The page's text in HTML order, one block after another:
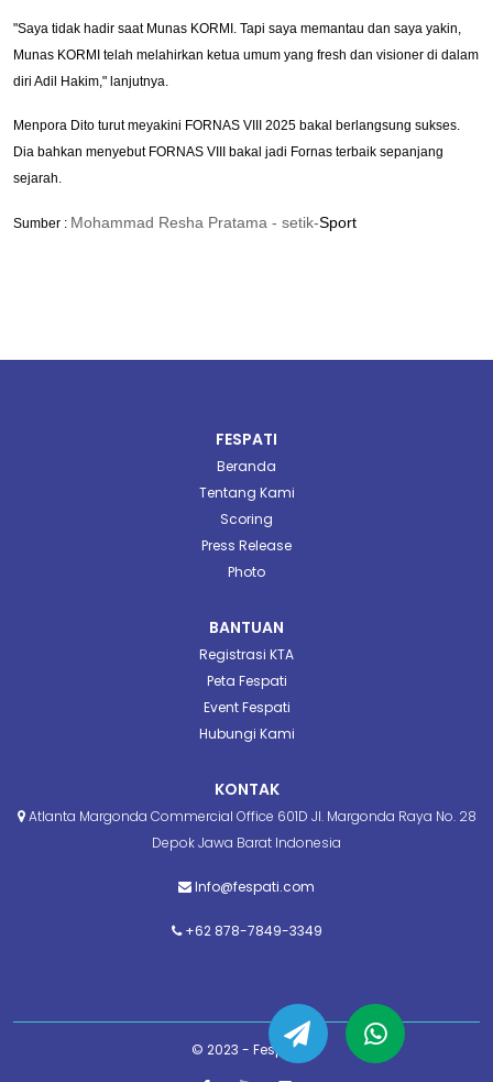
"Saya tidak hadir saat Munas KORMI. Tapi saya memantau dan saya yakin,
Munas KORMI telah melahirkan ketua umum yang fresh dan visioner di dalam
diri Adil Hakim," lanjutnya.
Menpora Dito turut meyakini FORNAS VIII 2025 bakal berlangsung sukses.
Dia bahkan menyebut FORNAS VIII bakal jadi Fornas terbaik sepanjang
sejarah.
Sumber : Mohammad Resha Pratama - setik-Sport
FESPATI
Beranda
Tentang Kami
Scoring
Press Release
Photo
BANTUAN
Registrasi KTA
Peta Fespati
Event Fespati
Hubungi Kami
KONTAK
Atlanta Margonda Commercial Office 601D Jl. Margonda Raya No. 28
Depok Jawa Barat Indonesia
Info@fespati.com
+62 878-7849-3349
© 2023 - Fespati